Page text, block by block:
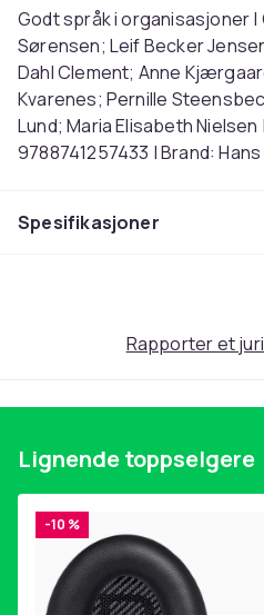
Godt språk i organisasjoner |
Sørensen; Leif Becker
Dahl Clement; Anne
Kvarenes; Pernille
Lund; Maria Elisabeth Nielsen
9788741257433 | Brand:
Artikkel nr.
Spesifikasjoner
Rapporter et
Lignende toppselgere
-10 %